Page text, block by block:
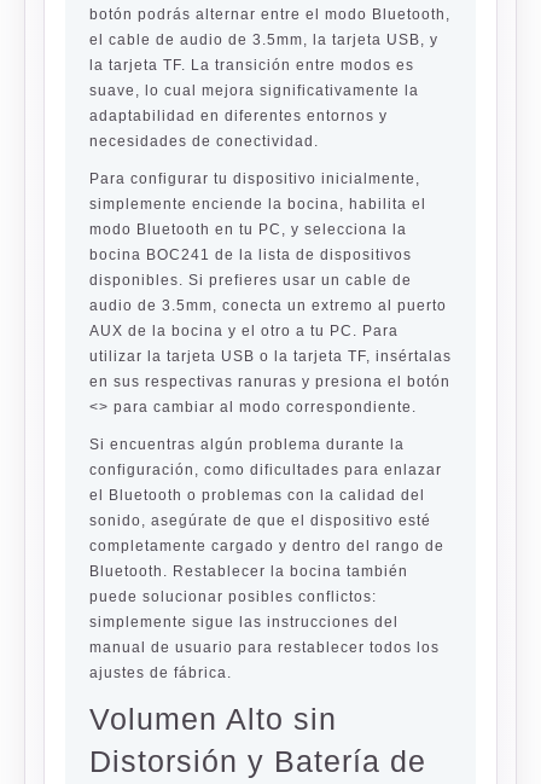
botón podrás alternar entre el modo Bluetooth,
el cable de audio de 3.5mm, la tarjeta USB, y
la tarjeta TF. La transición entre modos es
suave, lo cual mejora significativamente la
adaptabilidad en diferentes entornos y
necesidades de conectividad.
Para configurar tu dispositivo inicialmente,
simplemente enciende la bocina, habilita el
modo Bluetooth en tu PC, y selecciona la
bocina BOC241 de la lista de dispositivos
disponibles. Si prefieres usar un cable de
audio de 3.5mm, conecta un extremo al puerto
AUX de la bocina y el otro a tu PC. Para
utilizar la tarjeta USB o la tarjeta TF, insértalas
en sus respectivas ranuras y presiona el botón
<> para cambiar al modo correspondiente.
Si encuentras algún problema durante la
configuración, como dificultades para enlazar
el Bluetooth o problemas con la calidad del
sonido, asegúrate de que el dispositivo esté
completamente cargado y dentro del rango de
Bluetooth. Restablecer la bocina también
puede solucionar posibles conflictos:
simplemente sigue las instrucciones del
manual de usuario para restablecer todos los
ajustes de fábrica.
Volumen Alto sin
Distorsión y Batería de